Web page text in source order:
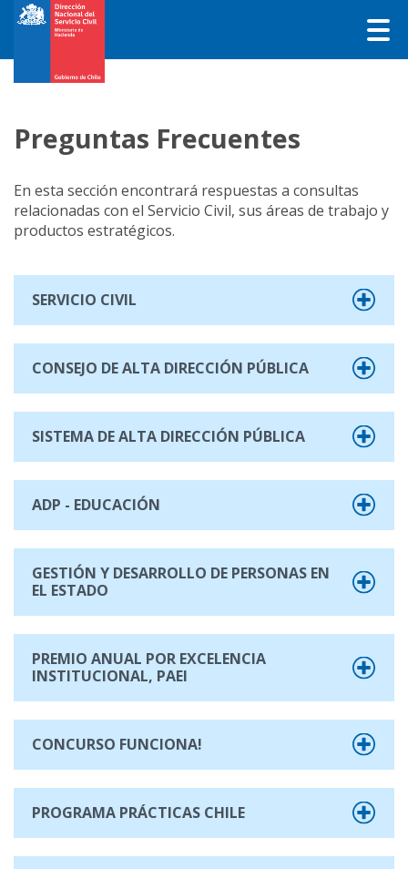
Preguntas Frecuentes
En esta sección encontrará respuestas a consultas
relacionadas con el Servicio Civil, sus áreas de trabajo y
productos estratégicos.
SERVICIO CIVIL
CONSEJO DE ALTA DIRECCIÓN PÚBLICA
SISTEMA DE ALTA DIRECCIÓN PÚBLICA
ADP - EDUCACIÓN
GESTIÓN Y DESARROLLO DE PERSONAS EN
EL ESTADO
PREMIO ANUAL POR EXCELENCIA
INSTITUCIONAL, PAEI
CONCURSO FUNCIONA!
PROGRAMA PRÁCTICAS CHILE